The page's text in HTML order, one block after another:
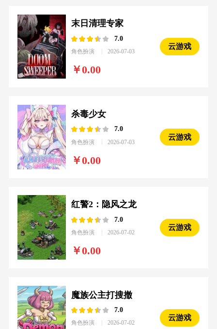
末日清理专家
7.0
角色扮演 2026-07-03
0.00
云游戏
杀毒少女
7.0
角色扮演 2026-07-03
0.00
云游戏
红警2：隐风之龙
7.0
角色扮演 2026-07-02
0.00
云游戏
魔族公主打搜撤
7.0
角色扮演 2026-07-02
云游戏